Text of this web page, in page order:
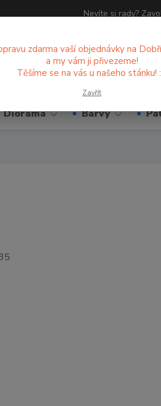
Nevíte si rady?
Diorama Barvy
zdarma vaší objednávky na
a my vám ji přivezeme!
Těšíme se na vás u našeho stánku!
Zavřít